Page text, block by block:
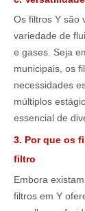
Os filtros Y são
variedade de
e gases. Seja
municipais, os
necessidades
múltiplos
essencial de
3. Por que os
filtro
Embora
filtros em Y